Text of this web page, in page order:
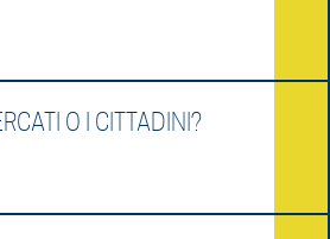
O I CITTADINI?